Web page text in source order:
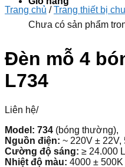
Chưa có sản phẩm
Trang chủ / Trang thiết bị
Đèn mỗ 4
L734
Liên hệ/
Model: 734 (bóng thường),
Nguồn điện: ~ 220V ± 22V,
Cường độ sáng: ≥ 24.000
Nhiệt độ màu: 4000 ± 500K